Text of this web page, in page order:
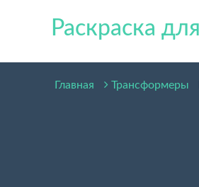
Раскраска
Главная Трансформеры